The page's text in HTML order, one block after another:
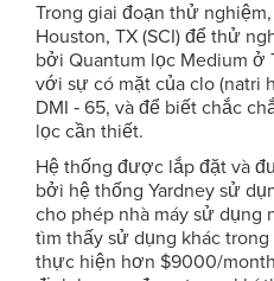
Trong giai đoạn thử
Houston, TX (SCI) để thử
bởi Quantum lọc Medium ở
với sự có mặt của clo (natri
DMI ‐ 65, và để biết chắc
lọc cần thiết.
Hệ thống được lắp đặt và
bởi hệ thống Yardney sử
cho phép nhà máy sử dụng
tìm thấy sử dụng khác
thực hiện hơn $9000/